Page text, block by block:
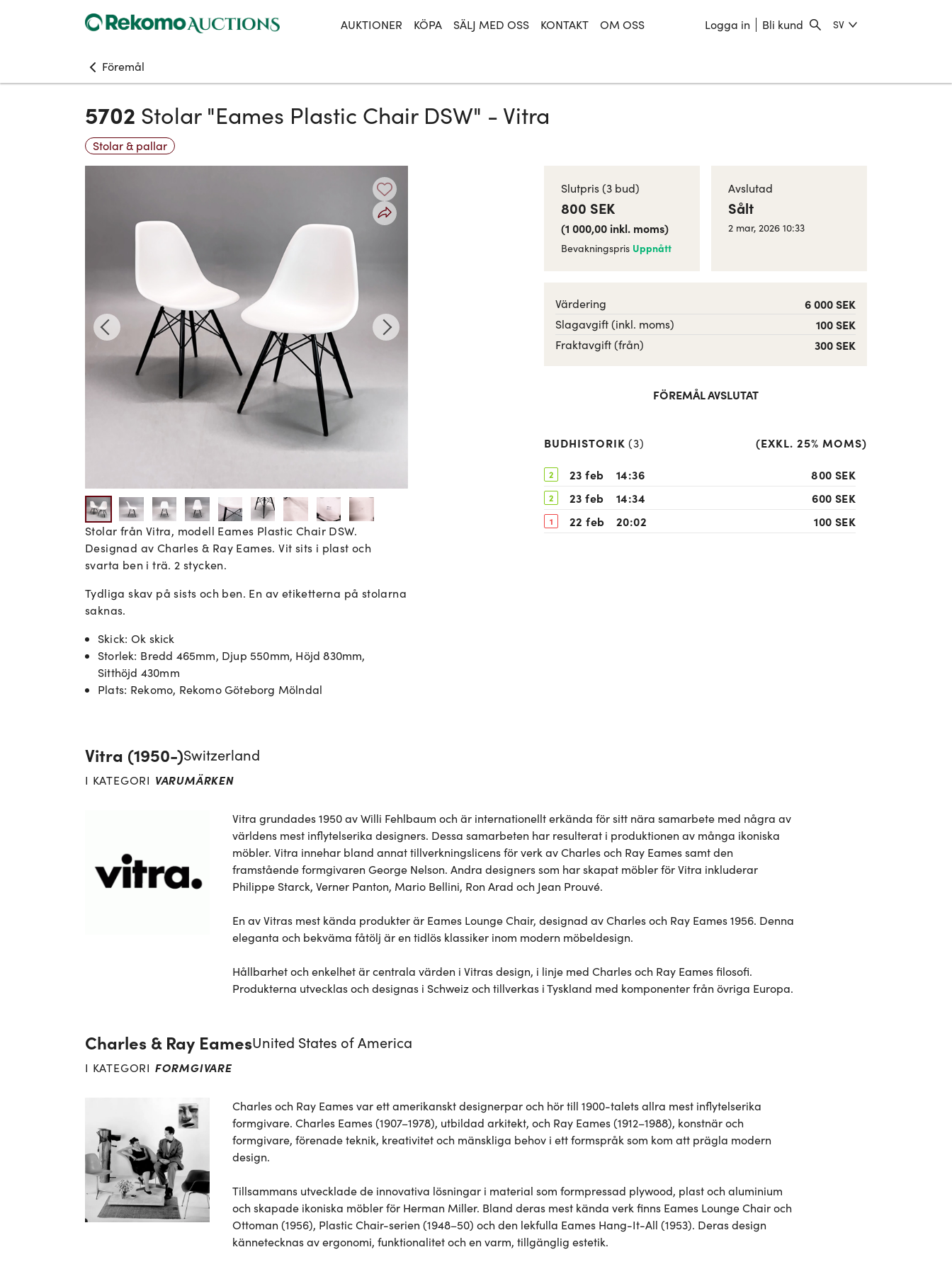
AUKTIONER KÖPA SÄLJ MED OSS KONTAKT OM OSS Logga in Bli kund SV
Föremål
5702 Stolar "Eames Plastic Chair DSW" - Vitra
Stolar & pallar
Stolar från Vitra, modell Eames Plastic Chair DSW.
Designad av Charles & Ray Eames. Vit sits i plast och
svarta ben i trä. 2 stycken.
Tydliga skav på sists och ben. En av etiketterna på stolarna
saknas.
Skick: Ok skick
Storlek: Bredd 465mm, Djup 550mm, Höjd 830mm,
Sitthöjd 430mm
Plats: Rekomo, Rekomo Göteborg Mölndal
Slutpris(3 bud)
800 SEK
(1 000,00 inkl. moms)
Bevakningspris Uppnått
Avslutad
Sålt
2 mar, 2026 10:33
Värdering 6 000 SEK
Slagavgift (inkl. moms) 100 SEK
Fraktavgift (från) 300 SEK
FÖREMÅL AVSLUTAT
BUDHISTORIK (3) (EXKL. 25% MOMS)
2 23 feb 14:36 800 SEK
2 23 feb 14:34 600 SEK
1 22 feb 20:02 100 SEK
Vitra (1950-)Switzerland
I KATEGORI VARUMÄRKEN
Vitra grundades 1950 av Willi Fehlbaum och är internationellt erkända för sitt nära samarbete med några av
världens mest inflytelserika designers. Dessa samarbeten har resulterat i produktionen av många ikoniska
möbler. Vitra innehar bland annat tillverkningslicens för verk av Charles och Ray Eames samt den
framstående formgivaren George Nelson. Andra designers som har skapat möbler för Vitra inkluderar
Philippe Starck, Verner Panton, Mario Bellini, Ron Arad och Jean Prouvé.
En av Vitras mest kända produkter är Eames Lounge Chair, designad av Charles och Ray Eames 1956. Denna
eleganta och bekväma fåtölj är en tidlös klassiker inom modern möbeldesign.
Hållbarhet och enkelhet är centrala värden i Vitras design, i linje med Charles och Ray Eames filosofi.
Produkterna utvecklas och designas i Schweiz och tillverkas i Tyskland med komponenter från övriga Europa.
Charles & Ray EamesUnited States of America
I KATEGORI FORMGIVARE
Charles och Ray Eames var ett amerikanskt designerpar och hör till 1900-talets allra mest inflytelserika
formgivare. Charles Eames (1907–1978), utbildad arkitekt, och Ray Eames (1912–1988), konstnär och
formgivare, förenade teknik, kreativitet och mänskliga behov i ett formspråk som kom att prägla modern
design.
Tillsammans utvecklade de innovativa lösningar i material som formpressad plywood, plast och aluminium
och skapade ikoniska möbler för Herman Miller. Bland deras mest kända verk finns Eames Lounge Chair och
Ottoman (1956), Plastic Chair-serien (1948–50) och den lekfulla Eames Hang-It-All (1953). Deras design
kännetecknas av ergonomi, funktionalitet och en varm, tillgänglig estetik.